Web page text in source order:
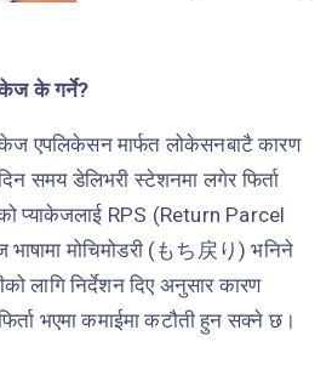
के गर्ने?
एपलिकेसन मार्फत लोकेसनबाटै कारण
समय डेलिभरी स्टेशनमा लगेर फिर्ता
प्याकेजलाई RPS (Return Parcel
भाषामा मोचिमोडरी (もち戻り)भनिने
लागि निर्देशन दिए अनुसार कारण
भएमा कमाईमा कटौती हुन सक्ने छ।